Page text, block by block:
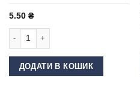
5.50 ₴
ДОДАТИ В КОШИК